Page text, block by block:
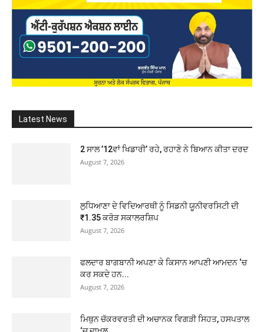
Latest News
2 ਸਾਲ ’12ਵਾਂ ਖਿਡਾਰੀ’ ਰਹੇ, ਰਹਾਣੇ ਨੇ ਬਿਆਨ ਕੀਤਾ ਦਰਦ
August 7, 2026
ਲੁਧਿਆਣਾ ਦੇ ਵਿਦਿਆਰਥੀ ਨੂੰ ਸਿਡਨੀ ਯੂਨੀਵਰਸਿਟੀ ਦੀ
₹1.35 ਕਰੋੜ ਸਕਾਲਰਸ਼ਿਪ
August 7, 2026
ਫਲਦਾਰ ਬਾਗਬਾਨੀ ਅਪਣਾ ਕੇ ਕਿਸਾਨ ਆਪਣੀ ਆਮਦਨ ‘ਚ
ਕਰ ਸਕਦੇ ਹਨ...
August 7, 2026
ਮਿਥੁਨ ਚੱਕਰਵਰਤੀ ਦੀ ਅਚਾਨਕ ਵਿਗੜੀ ਸਿਹਤ, ਹਸਪਤਾਲ